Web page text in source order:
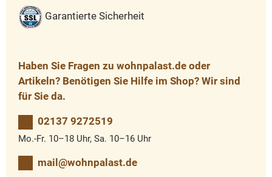
Garantierte Sicherheit
Haben Sie Fragen zu wohnpalast.de oder
Artikeln? Benötigen Sie Hilfe im Shop? Wir sind
für Sie da.
02137 9272519
Mo.-Fr. 10–18 Uhr, Sa. 10–16 Uhr
mail@wohnpalast.de